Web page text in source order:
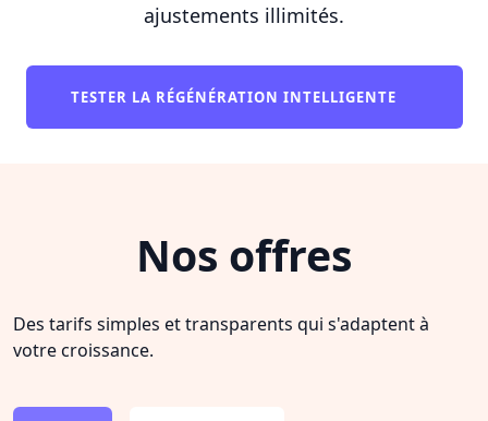
ajustements illimités.
TESTER LA RÉGÉNÉRATION INTELLIGENTE
Nos offres
Des tarifs simples et transparents qui s'adaptent à
votre croissance.